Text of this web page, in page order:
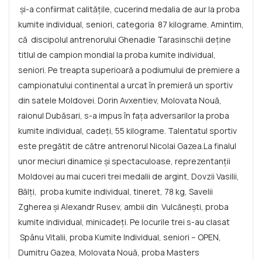
și-a confiirmat calitățile, cucerind medalia de aur la proba
kumite individual, seniori, categoria 87 kilograme. Amintim,
că discipolul antrenorului Ghenadie Tarasinschii deține
titlul de campion mondial la proba kumite individual,
seniori. Pe treapta superioară a podiumului de premiere a
campionatului continental a urcat în premieră un sportiv
din satele Moldovei. Dorin Avxentiev, Molovata Nouă,
raionul Dubăsari, s-a impus în fața adversarilor la proba
kumite individual, cadeţi, 55 kilograme. Talentatul sportiv
este pregătit de către antrenorul Nicolai Gazea.La finalul
unor meciuri dinamice și spectaculoase, reprezentanții
Moldovei au mai cuceri trei medalii de argint, Dovzii Vasilii,
Bălți, proba kumite individual, tineret, 78 kg, Savelii
Zgherea și Alexandr Rusev, ambii din Vulcănești, proba
kumite individual, minicadeți. Pe locurile trei s-au clasat
Spânu Vitalii, proba Kumite Individual, seniori – OPEN,
Dumitru Gazea, Molovata Nouă, proba Masters